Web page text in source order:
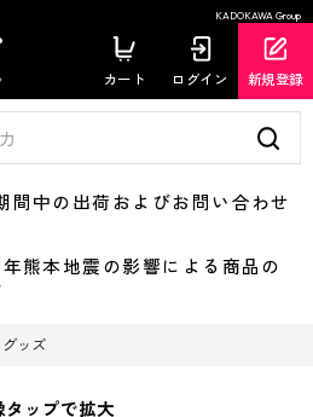
KADOKAWA Group
カート ログイン 新規登録
中の出荷およびお問い合わせ
本地震の影響による商品の
グッズ
タップで拡大